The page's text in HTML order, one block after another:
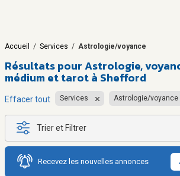
Accueil / Services / Astrologie/voyance
Résultats pourAstrologie,
médium et tarot à Shefford
Effacer tout Services Astrologie/voyance
Trier et Filtrer
Recevez les nouvelles annonces